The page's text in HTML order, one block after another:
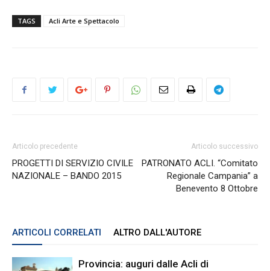
TAGS Acli Arte e Spettacolo
Articolo precedente
PROGETTI DI SERVIZIO CIVILE
NAZIONALE – BANDO 2015
Articolo successivo
PATRONATO ACLI. “Comitato
Regionale Campania” a
Benevento 8 Ottobre
ARTICOLI CORRELATI ALTRO DALL'AUTORE
Provincia: auguri dalle Acli di